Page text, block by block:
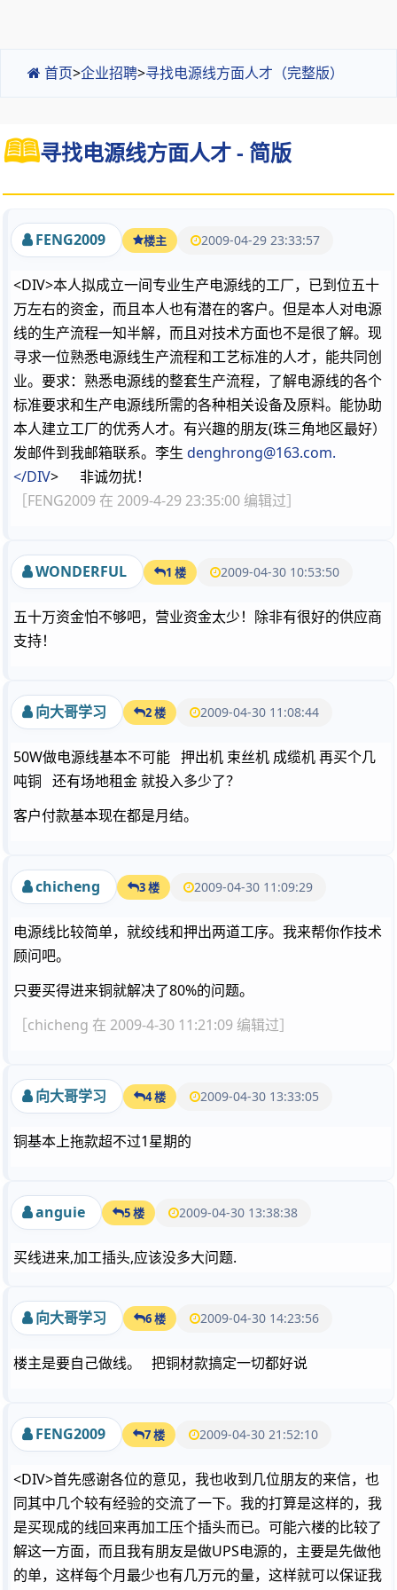
首页>企业招聘>寻找电源线方面人才（完整版）
寻找电源线方面人才 - 简版
FENG2009 楼主 2009-04-29 23:33:57
<DIV>本人拟成立一间专业生产电源线的工厂，已到位五十
万左右的资金，而且本人也有潜在的客户。但是本人对电源
线的生产流程一知半解，而且对技术方面也不是很了解。现
寻求一位熟悉电源线生产流程和工艺标准的人才，能共同创
业。要求：熟悉电源线的整套生产流程，了解电源线的各个
标准要求和生产电源线所需的各种相关设备及原料。能协助
本人建立工厂的优秀人才。有兴趣的朋友(珠三角地区最好）
发邮件到我邮箱联系。李生 denghrong@163.com.
</DIV> 非诚勿扰！
［FENG2009 在 2009-4-29 23:35:00 编辑过］
WONDERFUL 1 楼 2009-04-30 10:53:50
五十万资金怕不够吧，营业资金太少！除非有很好的供应商
支持！
向大哥学习 2 楼 2009-04-30 11:08:44
50W做电源线基本不可能 押出机 束丝机 成缆机 再买个几
吨铜 还有场地租金 就投入多少了？
客户付款基本现在都是月结。
chicheng 3 楼 2009-04-30 11:09:29
电源线比较简单，就绞线和押出两道工序。我来帮你作技术
顾问吧。
只要买得进来铜就解决了80%的问题。
［chicheng 在 2009-4-30 11:21:09 编辑过］
向大哥学习 4 楼 2009-04-30 13:33:05
铜基本上拖款超不过1星期的
anguie 5 楼 2009-04-30 13:38:38
买线进来,加工插头,应该没多大问题.
向大哥学习 6 楼 2009-04-30 14:23:56
楼主是要自己做线。 把铜材款搞定一切都好说
FENG2009 7 楼 2009-04-30 21:52:10
<DIV>首先感谢各位的意见，我也收到几位朋友的来信，也
同其中几个较有经验的交流了一下。我的打算是这样的，我
是买现成的线回来再加工压个插头而已。可能六楼的比较了
解这一方面，而且我有朋友是做UPS电源的，主要是先做他
的单，这样每个月最少也有几万元的量，这样就可以保证我